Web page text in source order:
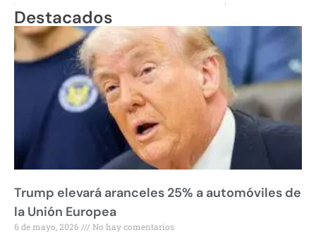
Destacados
Trump elevará aranceles 25% a automóviles de
la Unión Europea
6 de mayo, 2026 No hay comentarios